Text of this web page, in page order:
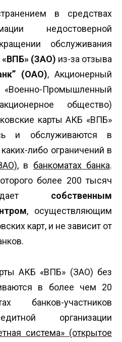
в средствах
недостоверной
обслуживания
«ВПБ» (ЗАО) из-за отзыва
(ОАО), Акционерный
Промышленный
общество)
карты АКБ «ВПБ»
и обслуживаются в
либо ограничений в
, в банкоматах банка.
более 200 тысяч
собственным
, осуществляющим
карт, и не зависит от
АКБ «ВПБ» (ЗАО) без
в более чем 20
банков-участников
организации
система» (открытое